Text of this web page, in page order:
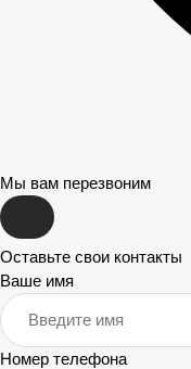
Мы вам перезвоним
Оставьте свои контакты
Ваше имя
Номер телефона